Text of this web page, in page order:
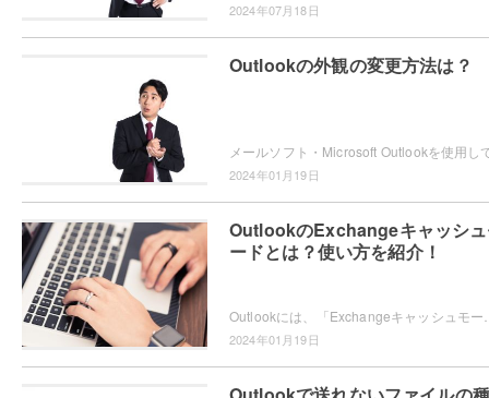
2024年07月18日
Outlookの外観の変更方法は？
2024年01月19日
OutlookのExchangeキャッシ
ードとは？使い方を紹介！
2024年01月19日